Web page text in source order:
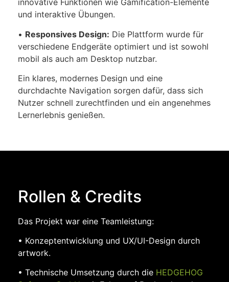
innovative Funktionen wie Gamification-Elemente
und interaktive Übungen.
• Responsives Design: Die Plattform wurde für
verschiedene Endgeräte optimiert und ist sowohl
mobil als auch am Desktop nutzbar.
Ein klares, modernes Design und eine
durchdachte Navigation sorgen dafür, dass sich
Nutzer schnell zurechtfinden und ein angenehmes
Lernerlebnis genießen.
Rollen & Credits
Das Projekt war eine Teamleistung:
• Konzeptentwicklung und UX/UI-Design durch
artwork.
• Technische Umsetzung durch die HEDGEHOG